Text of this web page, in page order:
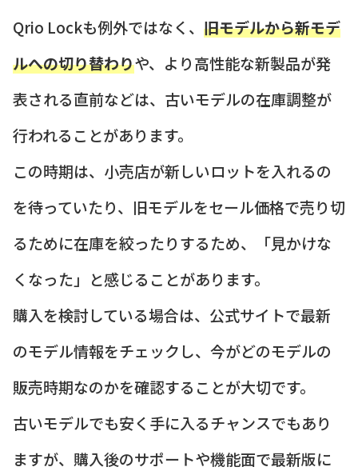
Qrio Lockも例外ではなく、 旧モデルから新モデ
ルへの切り替わりや、より高性能な新製品が発
表される直前などは、古いモデルの在庫調整が
行われることがあります。
この時期は、小売店が新しいロットを入れるの
を待っていたり、旧モデルをセール価格で売り切
るために在庫を絞ったりするため、「見かけな
くなった」と感じることがあります。
購入を検討している場合は、公式サイトで最新
のモデル情報をチェックし、今がどのモデルの
販売時期なのかを確認することが大切です。
古いモデルでも安く手に入るチャンスでもあり
ますが、購入後のサポートや機能面で最新版に